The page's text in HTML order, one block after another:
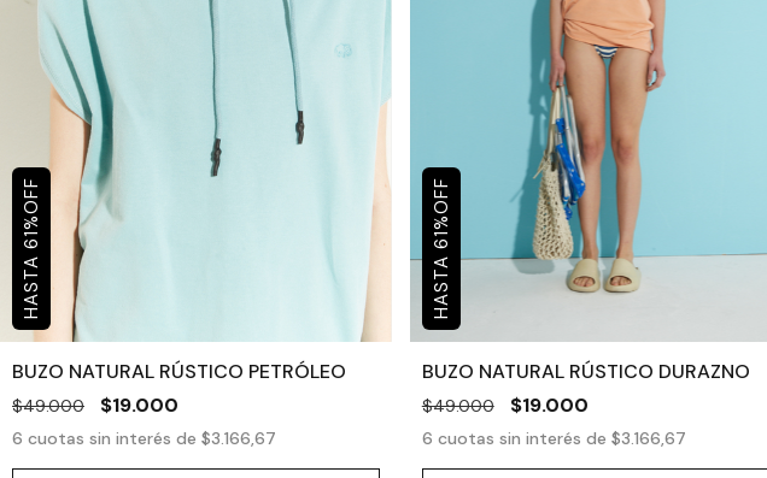
61
%
OFF
BUZO NATURAL RÚSTICO PETRÓLEO
$49.000 $19.000
6 cuotas sin interés de $3.166,67
61
%
OFF
BUZO NATURAL RÚSTICO DURAZNO
$49.000 $19.000
6 cuotas sin interés de $3.166,67